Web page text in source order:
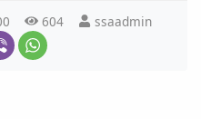
604 ssaadmin